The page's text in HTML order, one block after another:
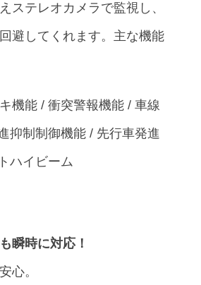
ステレオカメラで監視し、
避してくれます。主な機能
機能 / 衝突警報機能 / 車線
抑制制御機能 / 先行車発進
ハイビーム
瞬時に対応！
心。